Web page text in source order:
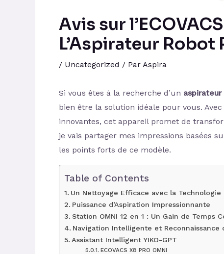
Avis sur
L’Aspirateur
/ Uncategorized / Par Aspira
Si vous êtes à la recherche d’un
bien être la solution idéale pour vous.
innovantes, cet appareil promet de
je vais partager mes impressions basées
les points forts de ce modèle.
Table of Contents
Un Nettoyage Efficace avec la Technologie
Puissance d’Aspiration Impressionnante
Station OMNI 12 en 1 : Un Gain de Temps
Navigation Intelligente et Reconnaissance
Assistant Intelligent YIKO-GPT
ECOVACS X8 PRO OMNI